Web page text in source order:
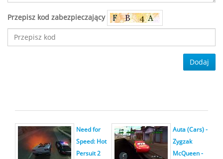
Przepisz kod zabezpieczający
Dodaj
Need for
Speed: Hot
Persuit 2
Auta (Cars) -
Zygzak
McQueen -